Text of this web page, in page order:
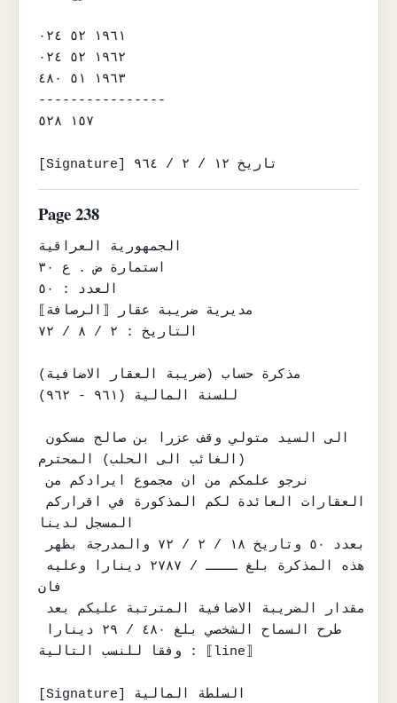
١٩٦١ ٥٢ ٠٢٤
١٩٦٢ ٥٢ ٠٢٤
١٩٦٣ ٥١ ٤٨٠
----------------
١٥٧ ٥٢٨
[Signature] تاريخ ١٢ / ٢ / ٩٦٤
Page 238
الجمهورية العراقية
استمارة ض . ع ٣٠
العدد : ٥٠
مديرية ضريبة عقار ⟦الرصافة⟧
التاريخ : ٢ / ٨ / ٧٢
مذكرة حساب (ضريبة العقار الاضافية)
للسنة المالية (٩٦١ - ٩٦٢)
الى السيد متولي وقف عزرا بن صالح مسكون
(الغائب الى الحلب) المحترم
نرجو علمكم من ان مجموع ايرادكم من
العقارات العائدة لكم المذكورة في اقراركم
المسجل لدينا
فان
وفقا للنسب التالية : ⟦line⟧
[Signature] السلطة المالية